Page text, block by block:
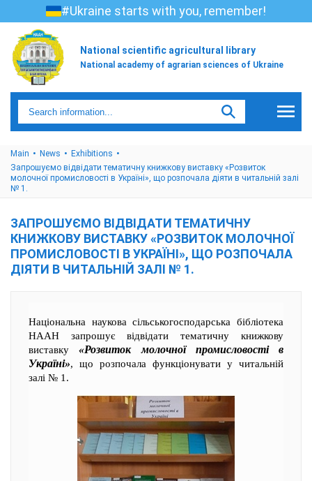
#Ukraine starts with you, remember!
National scientific agricultural library
National academy of agrarian sciences of Ukraine
Main News
Exhibitions
Запрошуємо відвідати тематичну книжкову виставку «Розвиток
молочної промисловості в Україні», що розпочала діяти в читальній залі
№ 1.
ЗАПРОШУЄМО ВІДВІДАТИ ТЕМАТИЧНУ
КНИЖКОВУ ВИСТАВКУ «РОЗВИТОК МОЛОЧНОЇ
ПРОМИСЛОВОСТІ В УКРАЇНІ», ЩО РОЗПОЧАЛА
ДІЯТИ В ЧИТАЛЬНІЙ ЗАЛІ № 1.
Національна наукова сільськогосподарська бібліотека
НААН запрошує відвідати тематичну книжкову
виставку«Розвиток молочної промисловості в
Україні», що розпочала функціонувати у читальній
залі № 1.